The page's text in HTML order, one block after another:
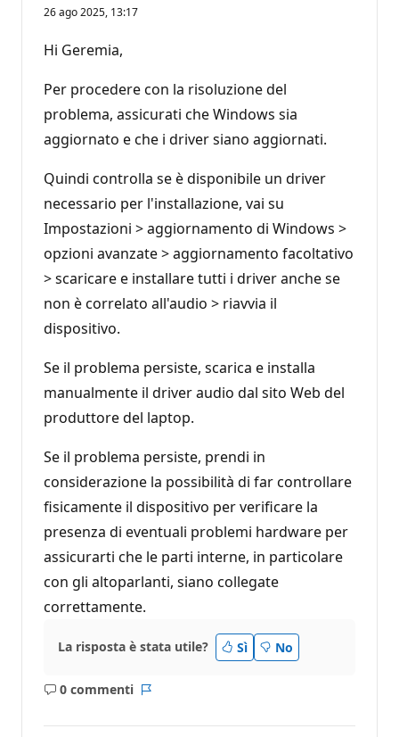
n
i
d
r
e
p
u
t
i
n
26 ago 2025, 13:17
Hi Geremia,
Per procedere con la risoluzione del
problema, assicurati che Windows sia
aggiornato e che i driver siano aggiornati.
Quindi controlla se è disponibile un driver
necessario per l'installazione, vai su
Impostazioni > aggiornamento di Windows >
opzioni avanzate > aggiornamento facoltativo
> scaricare e installare tutti i driver anche se
non è correlato all'audio > riavvia il
dispositivo.
Se il problema persiste, scarica e installa
manualmente il driver audio dal sito Web del
produttore del laptop.
Se il problema persiste, prendi in
considerazione la possibilità di far controllare
fisicamente il dispositivo per verificare la
presenza di eventuali problemi hardware per
assicurarti che le parti interne, in particolare
con gli altoparlanti, siano collegate
correttamente.
La risposta è stata utile? Sì No
0 commenti
Nessun